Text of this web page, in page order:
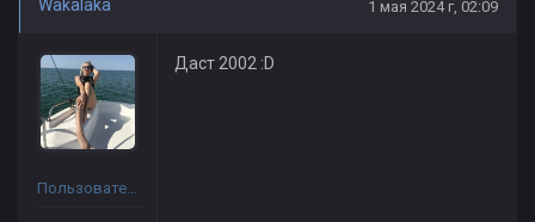
Wakalaka 1 мая 2024 г, 02:09
Пользователь
Даст 2002 :D